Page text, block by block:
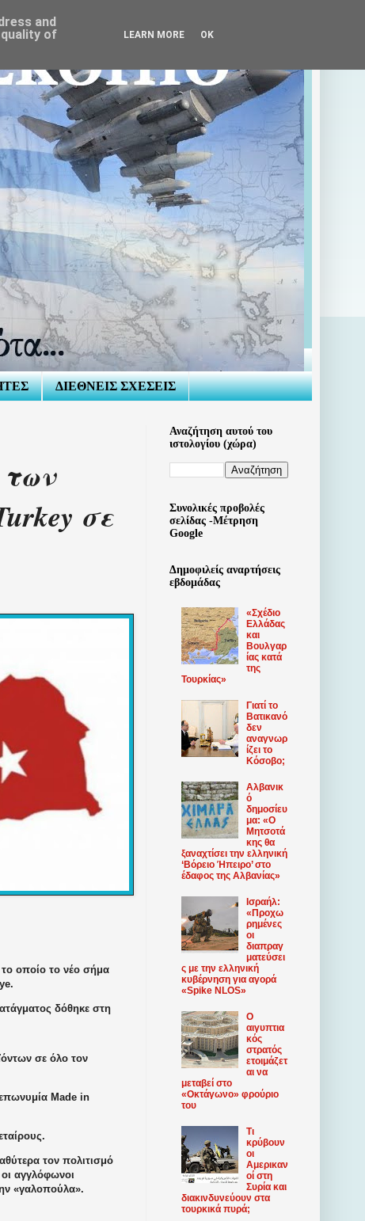
ΔΙΕΘΝΕΙΣ ΣΧΕΣΕΙΣ
σε
οποίο το νέο σήμα
δόθηκε στη
σε όλο τον
Made in
τον πολιτισμό
αγγλόφωνοι
«γαλοπούλα».
Αναζήτηση αυτού του
ιστολογίου (χώρα)
Συνολικές προβολές
σελίδας -Μέτρηση
Google
Δημοφιλείς αναρτήσεις
εβδομάδας
«Σχέδιο
Ελλάδας
και
Βουλγαρ
ίας κατά
της
Τουρκίας»
Γιατί το
Βατικανό
δεν
αναγνωρ
ίζει το
Κόσοβο;
Αλβανικ
ό
δημοσίευ
μα: «Ο
Μητσοτά
κης θα
ξαναχτίσει την ελληνική
‘Βόρειο Ήπειρο’ στο
έδαφος της Αλβανίας»
Ισραήλ:
«Προχω
ρημένες
οι
διαπραγ
ματεύσει
ς με την ελληνική
κυβέρνηση για αγορά
«Spike NLOS»
Ο
αιγυπτια
κός
στρατός
ετοιμάζετ
αι να
μεταβεί στο
«Οκτάγωνο» φρούριο
του
Τι
κρύβουν
οι
Αμερικαν
οί στη
Συρία και
διακινδυνεύουν στα
τουρκικά πυρά;
and
of
LEARN MORE OK